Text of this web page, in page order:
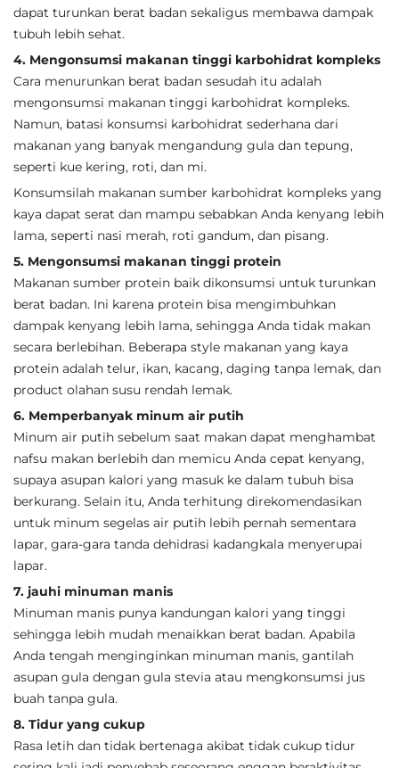
dapat turunkan berat badan sekaligus membawa dampak
tubuh lebih sehat.
4. Mengonsumsi makanan tinggi karbohidrat kompleks
Cara menurunkan berat badan sesudah itu adalah
mengonsumsi makanan tinggi karbohidrat kompleks.
Namun, batasi konsumsi karbohidrat sederhana dari
makanan yang banyak mengandung gula dan tepung,
seperti kue kering, roti, dan mi.
Konsumsilah makanan sumber karbohidrat kompleks yang
kaya dapat serat dan mampu sebabkan Anda kenyang lebih
lama, seperti nasi merah, roti gandum, dan pisang.
5. Mengonsumsi makanan tinggi protein
Makanan sumber protein baik dikonsumsi untuk turunkan
berat badan. Ini karena protein bisa mengimbuhkan
dampak kenyang lebih lama, sehingga Anda tidak makan
secara berlebihan. Beberapa style makanan yang kaya
protein adalah telur, ikan, kacang, daging tanpa lemak, dan
product olahan susu rendah lemak.
6. Memperbanyak minum air putih
Minum air putih sebelum saat makan dapat menghambat
nafsu makan berlebih dan memicu Anda cepat kenyang,
supaya asupan kalori yang masuk ke dalam tubuh bisa
berkurang. Selain itu, Anda terhitung direkomendasikan
untuk minum segelas air putih lebih pernah sementara
lapar, gara-gara tanda dehidrasi kadangkala menyerupai
lapar.
7. jauhi minuman manis
Minuman manis punya kandungan kalori yang tinggi
sehingga lebih mudah menaikkan berat badan. Apabila
Anda tengah menginginkan minuman manis, gantilah
asupan gula dengan gula stevia atau mengkonsumsi jus
buah tanpa gula.
8. Tidur yang cukup
Rasa letih dan tidak bertenaga akibat tidak cukup tidur